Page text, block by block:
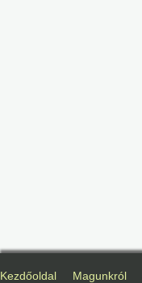
Kezdőoldal Magunkról